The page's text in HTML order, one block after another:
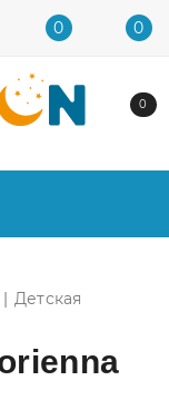
0 0
0
Детская